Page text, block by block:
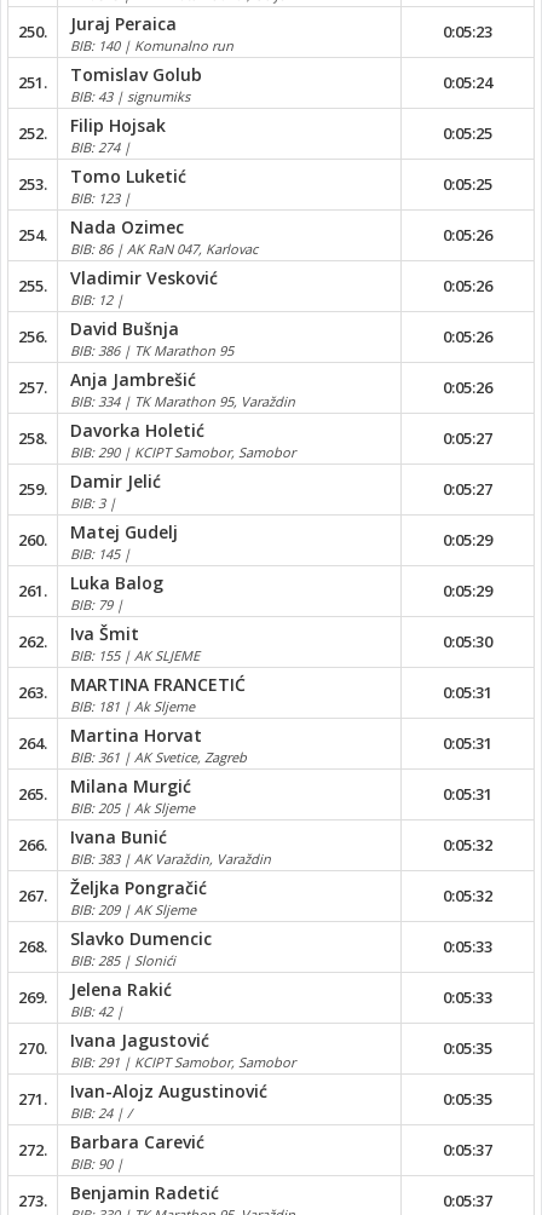
250. Juraj Peraica
BIB: 140 | Komunalno run
0:05:23
251. Tomislav Golub
BIB: 43 | signumiks
0:05:24
252. Filip Hojsak
BIB: 274 |
0:05:25
253. Tomo Luketić
BIB: 123 |
0:05:25
254. Nada Ozimec
BIB: 86 | AK RaN 047, Karlovac
0:05:26
255. Vladimir Vesković
BIB: 12 |
0:05:26
256. David Bušnja
BIB: 386 | TK Marathon 95
0:05:26
257. Anja Jambrešić
BIB: 334 | TK Marathon 95, Varaždin
0:05:26
258. Davorka Holetić
BIB: 290 | KCIPT Samobor, Samobor
0:05:27
259. Damir Jelić
BIB: 3 |
0:05:27
260. Matej Gudelj
BIB: 145 |
0:05:29
261. Luka Balog
BIB: 79 |
0:05:29
262. Iva Šmit
BIB: 155 | AK SLJEME
0:05:30
263. MARTINA FRANCETIĆ
BIB: 181 | Ak Sljeme
0:05:31
264. Martina Horvat
BIB: 361 | AK Svetice, Zagreb
0:05:31
265. Milana Murgić
BIB: 205 | Ak Sljeme
0:05:31
266. Ivana Bunić
BIB: 383 | AK Varaždin, Varaždin
0:05:32
267. Željka Pongračić
BIB: 209 | AK Sljeme
0:05:32
268. Slavko Dumencic
BIB: 285 | Slonići
0:05:33
269. Jelena Rakić
BIB: 42 |
0:05:33
270. Ivana Jagustović
BIB: 291 | KCIPT Samobor, Samobor
0:05:35
271. Ivan-Alojz Augustinović
BIB: 24 | /
0:05:35
272. Barbara Carević
BIB: 90 |
0:05:37
273. Benjamin Radetić 0:05:37